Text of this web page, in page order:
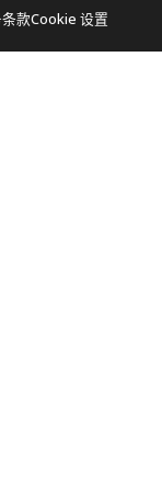
款Cookie 设置